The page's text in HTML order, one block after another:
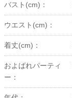
バスト(cm)：
ウエスト(cm)：
着丈(cm)：
およばれパーティ
ー：